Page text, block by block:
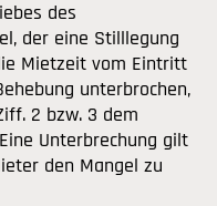
des
der eine Stilllegung
Mietzeit vom Eintritt
unterbrochen,
2 bzw. 3 dem
Unterbrechung gilt
den Mangel zu